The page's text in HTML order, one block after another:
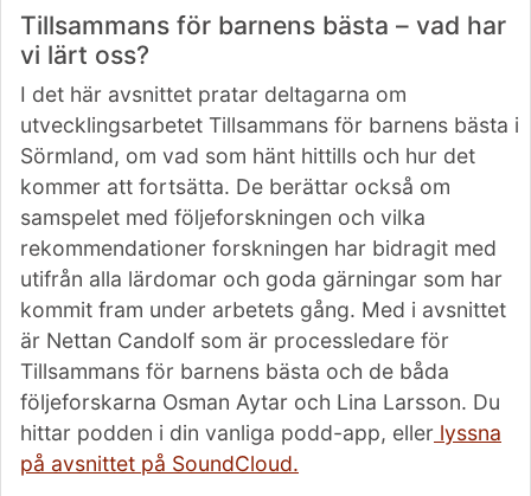
Tillsammans för barnens bästa – vad har
vi lärt oss?
I det här avsnittet pratar deltagarna om
utvecklingsarbetet Tillsammans för barnens bästa i
Sörmland, om vad som hänt hittills och hur det
kommer att fortsätta. De berättar också om
samspelet med följeforskningen och vilka
rekommendationer forskningen har bidragit med
utifrån alla lärdomar och goda gärningar som har
kommit fram under arbetets gång. Med i avsnittet
är Nettan Candolf som är processledare för
Tillsammans för barnens bästa och de båda
följeforskarna Osman Aytar och Lina Larsson. Du
hittar podden i din vanliga podd-app, eller lyssna
på avsnittet på SoundCloud.